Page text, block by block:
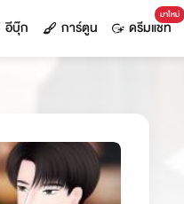
อีบุ๊ก การ์ตูน
มาใหม่
ดรีมแชท